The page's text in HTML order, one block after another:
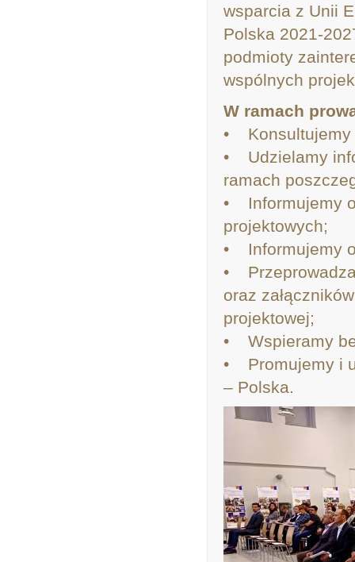
wsparcia z Unii
Polska 2021-
podmioty
wspólnych
W ramach
• Konsultujemy
• Udzielamy
ramach
• Informujemy
projektowych;
• Informujemy
•
oraz
projektowej;
• Wspieramy
• Promujemy i
– Polska.